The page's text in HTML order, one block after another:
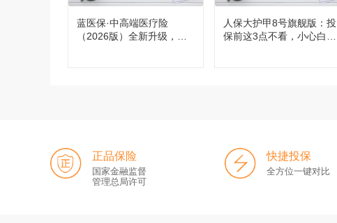
蓝医保·中高端医疗险
（2026版）全新升级，都
人保大护甲8号旗舰版：投
保前这3点不看，小心白
正品保险
国家金融监督
管理总局许可
快捷投保
全方位一键对比